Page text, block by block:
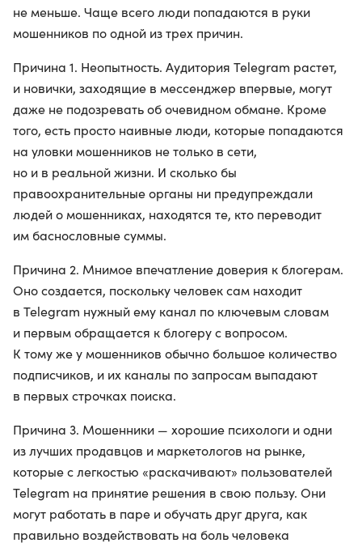
не меньше. Чаще всего люди попадаются в руки
мошенников по одной из трех причин.
Причина 1. Неопытность. Аудитория Telegram растет,
и новички, заходящие в мессенджер впервые, могут
даже не подозревать об очевидном обмане. Кроме
того, есть просто наивные люди, которые попадаются
на уловки мошенников не только в сети,
но и в реальной жизни. И сколько бы
правоохранительные органы ни предупреждали
людей о мошенниках, находятся те, кто переводит
им баснословные суммы.
Причина 2. Мнимое впечатление доверия к блогерам.
Оно создается, поскольку человек сам находит
в Telegram нужный ему канал по ключевым словам
и первым обращается к блогеру с вопросом.
К тому же у мошенников обычно большое количество
подписчиков, и их каналы по запросам выпадают
в первых строчках поиска.
Причина 3. Мошенники — хорошие психологи и одни
из лучших продавцов и маркетологов на рынке,
которые с легкостью «раскачивают» пользователей
Telegram на принятие решения в свою пользу. Они
могут работать в паре и обучать друг друга, как
правильно воздействовать на боль человека